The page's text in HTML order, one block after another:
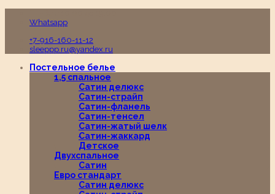
Whatsapp
+7-916-160-11-12
sleeppp.ru@yandex.ru
Постельное белье
1,5 спальное
Сатин делюкс
Сатин-страйп
Сатин-фланель
Сатин-тенсел
Сатин-жатый шелк
Сатин-жаккард
Детское
Двухспальное
Сатин
Евро стандарт
Сатин делюкс